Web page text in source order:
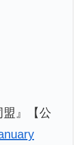
』【公